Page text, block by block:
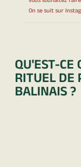
On se suit sur
QU'EST-CE
RITUEL DE
BALINAIS ?